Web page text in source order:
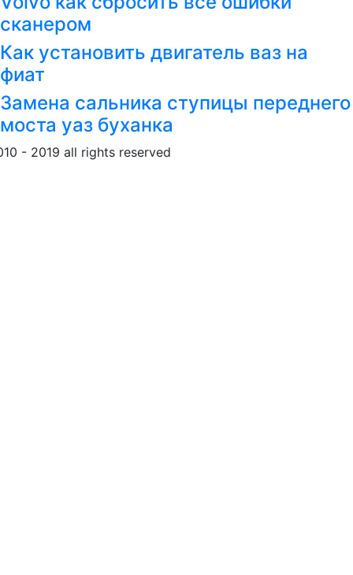
сканером
Как установить двигатель ваз на
фиат
Замена сальника ступицы переднего
моста уаз буханка
- 2019 all rights reserved